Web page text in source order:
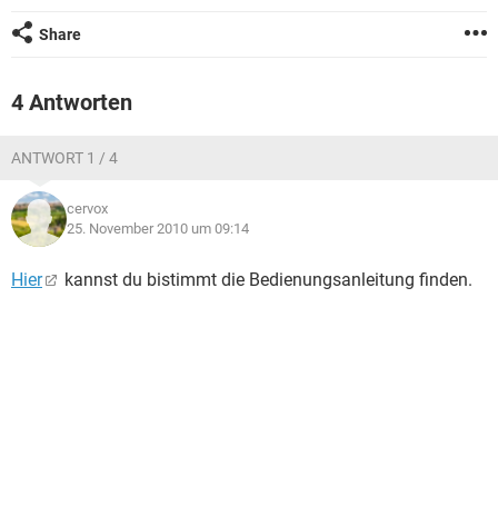
FACEBOOK
WHATSAPP
Share
4 Antworten
ANTWORT 1 / 4
cervox
25. November 2010 um 09:14
Hier kannst du bistimmt die Bedienungsanleitung finden.